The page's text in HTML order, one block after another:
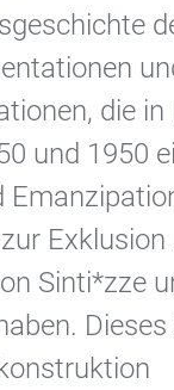
die in
und 1950
Exklusion
Sinti*zze
Dieses